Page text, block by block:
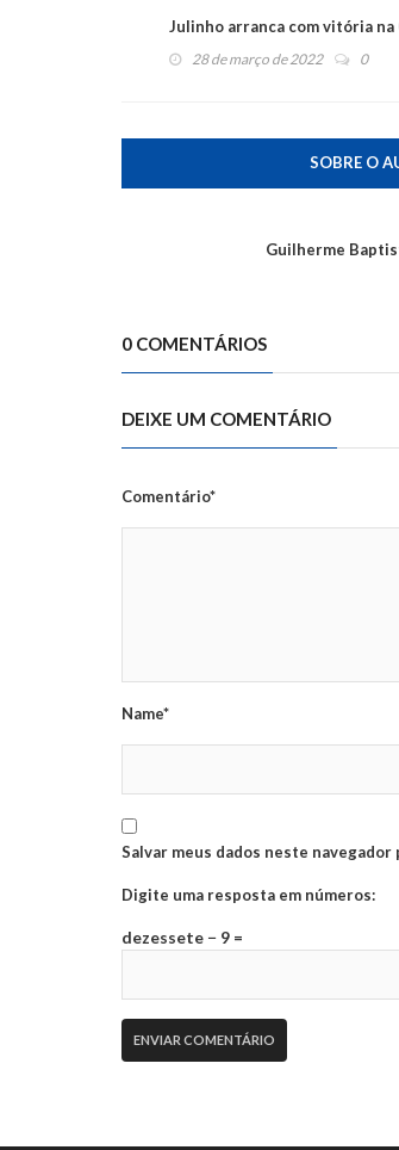
Julinho arranca com vitória na
28 de março de 2022 0
SOBRE O
Guilherme
0 COMENTÁRIOS
DEIXE UM COMENTÁRIO
Comentário*
Name*
Salvar meus dados neste
Digite uma resposta em números:
dezessete − 9 =